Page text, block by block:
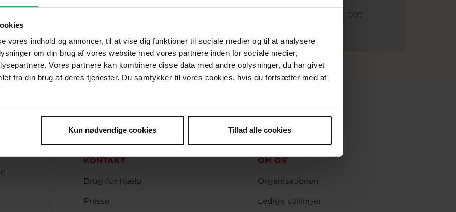
vores indhold og annoncer, til at vise dig funktioner til sociale medier og til at analysere
om din brug af vores website med vores partnere inden for sociale medier,
Vores partnere kan kombinere disse data med andre oplysninger, du har givet
fra din brug af deres tjenester. Du samtykker til vores cookies, hvis du fortsætter med at
Kun nødvendige cookies Tillad alle cookies
Klub 10 2017/2018 indsamlede i alt kr. 2.225.000
KONTAKT
Brug for hjælp
Presse
OM OS
Organisationen
Ledige stillinger